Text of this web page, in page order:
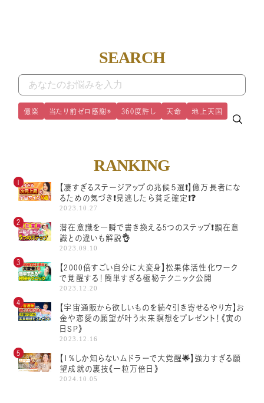
SEARCH
億楽 当たり前ゼロ感謝® 360度許し 天命 地上天国
RANKING
【凄すぎるステージアップの兆候５選❗️】億万長者にな
るための気づき❗️見逃したら貧乏確定❗️❓
2023.10.27
潜在意識を一瞬で書き換える5つのステップ❗顕在意
識との違いも解説👌
2023.09.10
【2000倍すごい自分に大変身】松果体活性化ワーク
で覚醒する！簡単すぎる極秘テクニック公開
2023.12.20
【宇宙通販から欲しいものを続々引き寄せるやり方】お
金や恋愛の願望が叶う未来瞑想をプレゼント！《寅の
日SP》
2023.12.16
【1%しか知らないムドラーで大覚醒🌟】強力すぎる願
望成就の裏技《一粒万倍日》
2024.10.05